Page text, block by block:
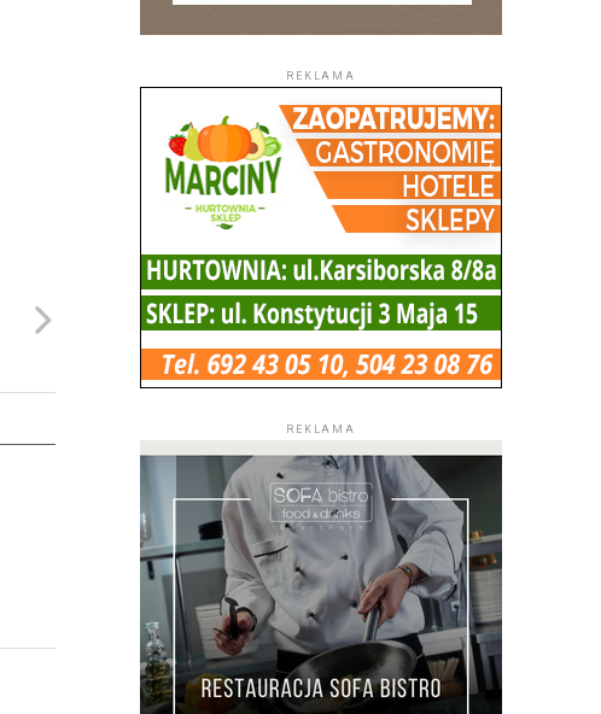
REKLAMA
REKLAMA